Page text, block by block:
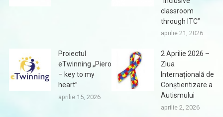
classroom
through ITC”
aprilie 21, 2026
Proiectul
eTwinning „Piero
– key to my
heart”
aprilie 15, 2026
2 Aprilie 2026 –
Ziua
Internațională de
Conștientizare a
Autismului
aprilie 2, 2026